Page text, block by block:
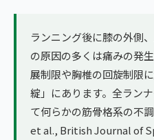
ランニング後に膝の外側
の原因の多くは痛みの発
展制限や胸椎の回旋制限
綻」にあります。全ラン
て何らかの筋骨格系の不
et al., British Journal of